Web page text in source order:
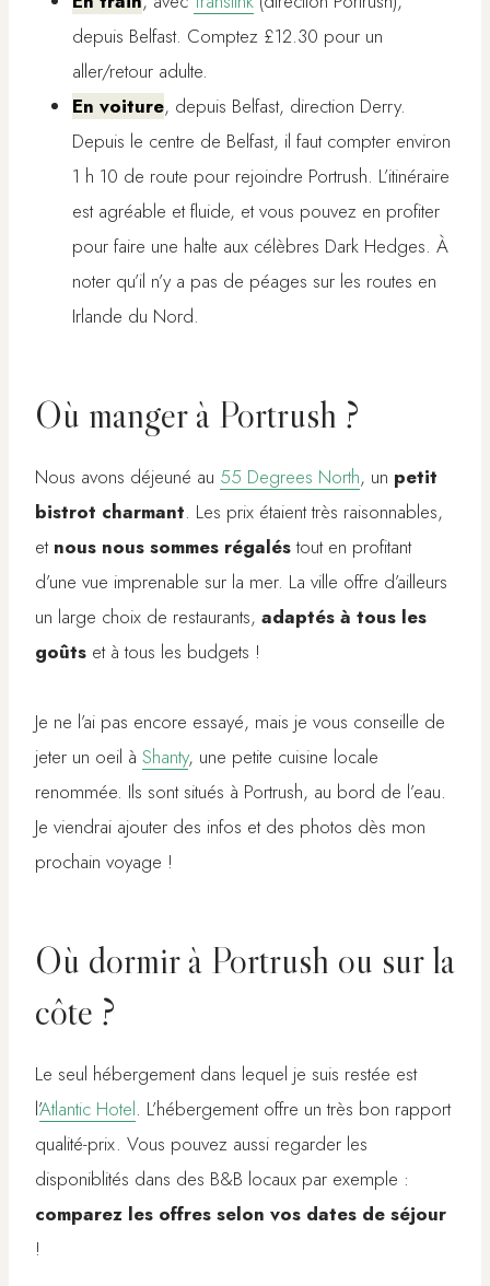
depuis Belfast. Comptez £12.30 pour un
aller/retour adulte.
En voiture, depuis Belfast, direction Derry.
Depuis le centre de Belfast, il faut compter environ
1 h 10 de route pour rejoindre Portrush. L’itinéraire
est agréable et fluide, et vous pouvez en profiter
pour faire une halte aux célèbres Dark Hedges. À
noter qu’il n’y a pas de péages sur les routes en
Irlande du Nord.
Où manger à Portrush ?
Nous avons déjeuné au 55 Degrees North, un petit
bistrot charmant. Les prix étaient très raisonnables,
et nous nous sommes régaléstout en profitant
d’une vue imprenable sur la mer. La ville offre d’ailleurs
un large choix de restaurants, adaptés à tous les
goûts et à tous les budgets !
Je ne l’ai pas encore essayé, mais je vous conseille de
jeter un oeil à Shanty, une petite cuisine locale
renommée. Ils sont situés à Portrush, au bord de l’eau.
Je viendrai ajouter des infos et des photos dès mon
prochain voyage !
Où dormir à Portrush ou sur la
côte ?
Le seul hébergement dans lequel je suis restée est
l’Atlantic Hotel. L’hébergement offre un très bon rapport
qualité-prix. Vous pouvez aussi regarder les
disponiblités dans des B&B locaux par exemple :
comparez les offres selon vos dates de séjour
!